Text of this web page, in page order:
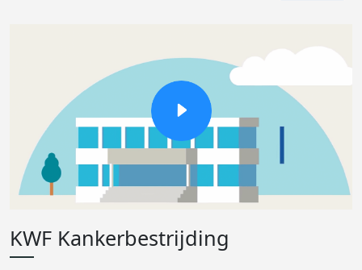
KWF Kankerbestrijding